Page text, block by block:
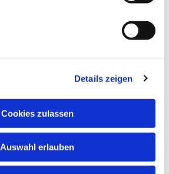
Details zeigen
Cookies zulassen
Auswahl erlauben